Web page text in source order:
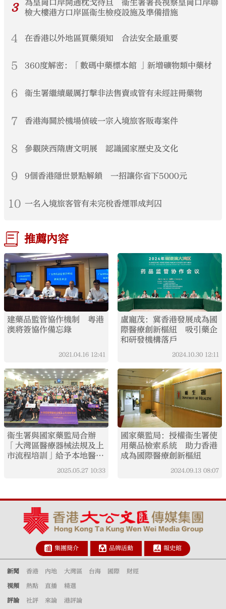
3
為皇崗口岸開通枕戈待旦 衞生署署長視察皇崗口岸聯
檢大樓港方口岸區衞生檢疫設施及準備措施
4 在香港以外地區買藥須知 合法安全最重要
5 360度解密：「數碼中藥標本館 」新增礦物類中藥材
6 衞生署繼續嚴厲打擊非法售賣或管有未經註冊藥物
7 香港海關於機場偵破一宗入境旅客販毒案件
8 參觀陝西隋唐文明展 認識國家歷史及文化
9 9個香港隱世景點解鎖 一招讓你省下5000元
10 一名入境旅客管有未完稅香煙罪成判囚
推薦內容
建藥品監管協作機制 粵港
澳將簽協作備忘錄
2021.04.16 12:41
盧寵茂：冀香港發展成為國
際醫療創新樞紐 吸引藥企
和研發機構落戶
2024.10.30 12:11
衞生署與國家藥監局合辦
「大灣區醫療器械法規及上
市流程培訓」給予本地醫療
器械業界的講座2025.05.27 10:33
國家藥監局：授權衞生署使
用藥品檢索系統 助力香港
成為國際醫療創新樞紐
2024.09.13 08:07
集團簡介 品牌活動 報史館
新聞 香港 內地 大灣區 台海 國際 財經
視頻 熱點 直播 精選
評論 社評 來論 港評論